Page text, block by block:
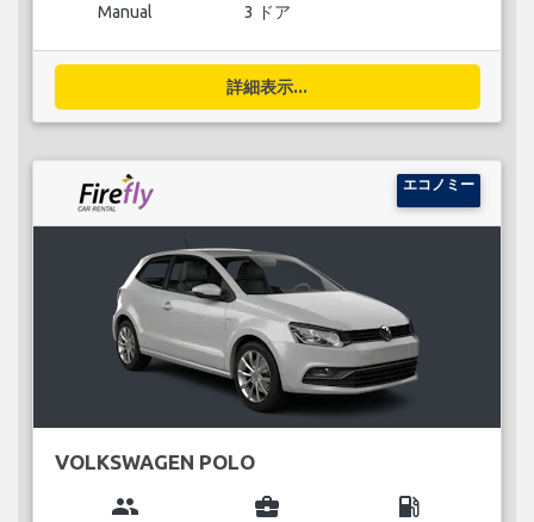
Manual 3 ドア
詳細表示...
エコノミー
VOLKSWAGEN POLO
group business_center local_gas_station